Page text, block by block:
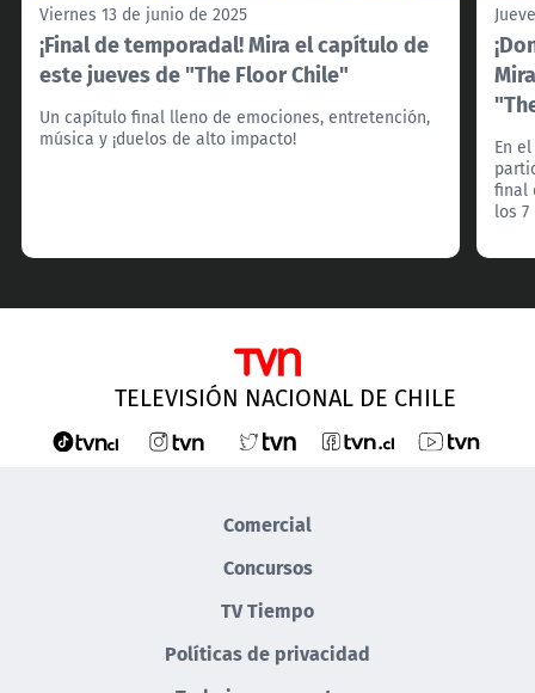
Viernes 13 de junio de 2025
¡Final de temporadal! Mira el capítulo de
este jueves de "The Floor Chile"
Un capítulo final lleno de emociones, entretención,
música y ¡duelos de alto impacto!
En
final
los
TELEVISIÓN NACIONAL DE CHILE
Comercial
Concursos
TV Tiempo
Políticas de privacidad